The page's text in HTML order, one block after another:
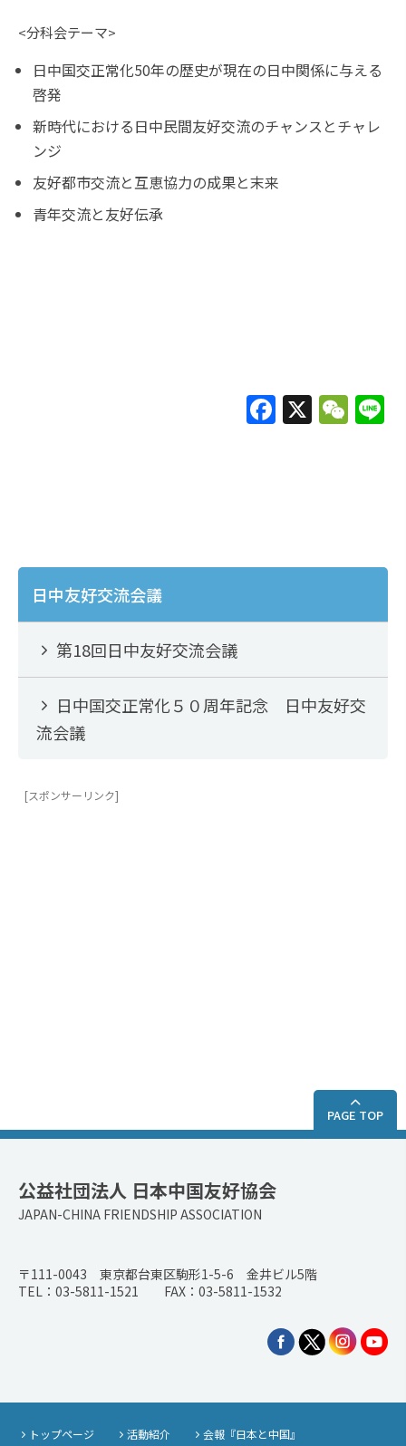
<分科会テーマ>
日中国交正常化50年の歴史が現在の日中関係に与える
啓発
新時代における日中民間友好交流のチャンスとチャレ
ンジ
友好都市交流と互恵協力の成果と末来
青年交流と友好伝承
F
a
k
X W
e
日中友好交流会議
第18回日中友好交流会議
日中国交正常化５０周年記念 日中友好交
流会議
[スポンサーリンク]
PAGE TOP
公益社団法人 日本中国友好協会
JAPAN-CHINA FRIENDSHIP ASSOCIATION
〒111-0043 東京都台東区駒形1-5-6 金井ビル5階
TEL：03-5811-1521 FAX：03-5811-1532
トップページ 活動紹介 会報『日本と中国』